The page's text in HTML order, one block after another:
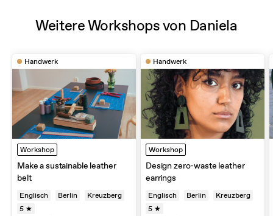
Weitere Workshops von Daniela
Handwerk
Workshop
Make a sustainable leather
belt
Englisch Berlin
Kreuzberg
5 ★
Handwerk
Workshop
Design zero-waste leather
earrings
Englisch Berlin
Kreuzberg
5 ★